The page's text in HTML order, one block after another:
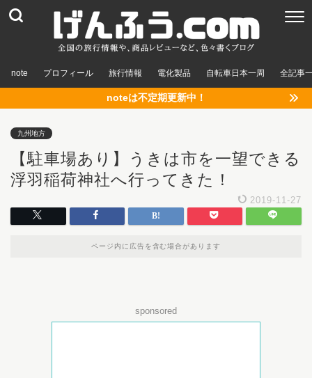
note プロフィール 旅行情報 電化製品 自転車日本一周 全記事
noteは不定期更新中！
九州地方
【駐車場あり】うきは市を一望できる
浮羽稲荷神社へ行ってきた！
2019-11-27
ページ内に広告を含む場合があります
sponsored